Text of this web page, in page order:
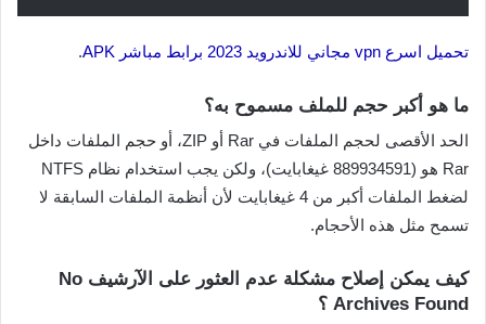
تحميل اسرع vpn مجاني للاندرويد 2023 برابط مباشر APK .
ما هو أكبر حجم للملف مسموح به؟
الحد الأقصى لحجم الملفات في Rar أو ZIP، أو حجم الملفات داخل
Rar هو (889934591 غيغابايت)، ولكن يجب استخدام نظام NTFS
لضغط الملفات أكبر من 4 غيغابايت لأن أنظمة الملفات السابقة لا
تسمح مثل هذه الأحجام.
كيف يمكن إصلاح مشكلة عدم العثور على الآرشيف No
Archives Found ؟